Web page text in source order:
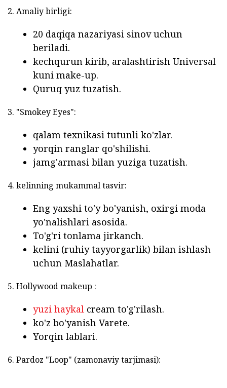
2. Amaliy birligi:
20 daqiqa nazariyasi sinov uchun
beriladi.
kechqurun kirib, aralashtirish Universal
kuni make-up.
Quruq yuz tuzatish.
3. "Smokey Eyes":
qalam texnikasi tutunli ko'zlar.
yorqin ranglar qo'shilishi.
jamg'armasi bilan yuziga tuzatish.
4. kelinning mukammal tasvir:
Eng yaxshi to'y bo'yanish, oxirgi moda
yo'nalishlari asosida.
To'g'ri tonlama jirkanch.
kelini (ruhiy tayyorgarlik) bilan ishlash
uchun Maslahatlar.
5. Hollywood makeup :
yuzi haykal cream to'g'rilash.
ko'z bo'yanish Varete.
Yorqin lablari.
6. Pardoz "Loop" (zamonaviy tarjimasi):